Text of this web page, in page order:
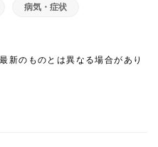
病気・症状
新のものとは異なる場合があり